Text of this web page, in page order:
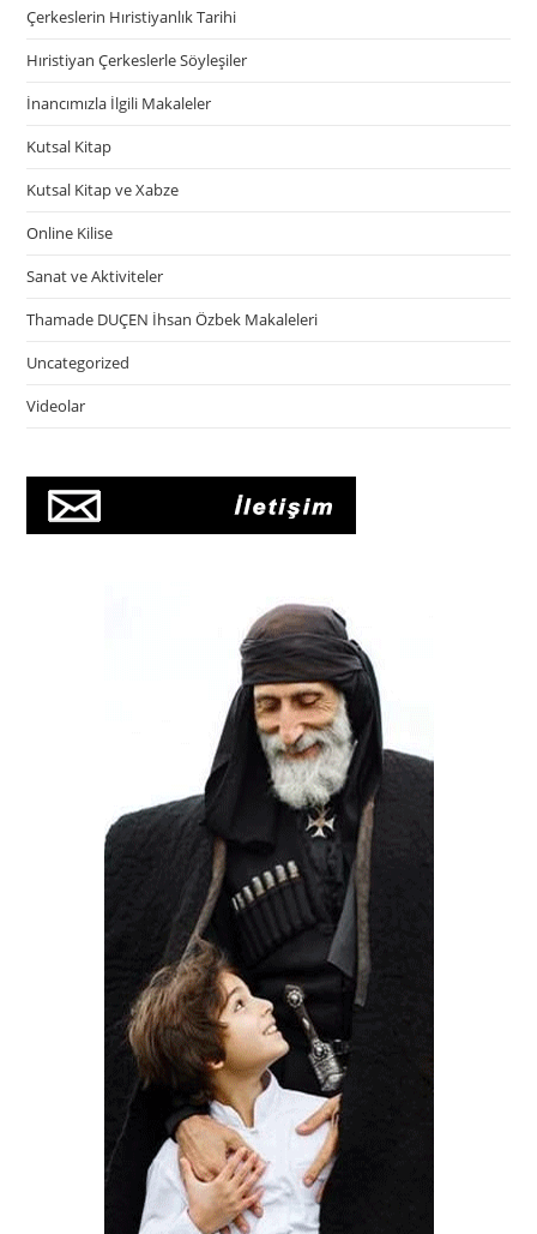
Çerkeslerin Hıristiyanlık Tarihi
Hıristiyan Çerkeslerle Söyleşiler
İnancımızla İlgili Makaleler
Kutsal Kitap
Kutsal Kitap ve Xabze
Online Kilise
Sanat ve Aktiviteler
Thamade DUÇEN İhsan Özbek Makaleleri
Uncategorized
Videolar